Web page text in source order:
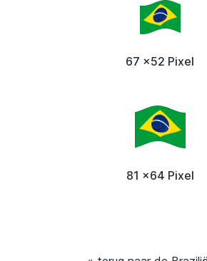
67 x52 Pixel
81 x64 Pixel